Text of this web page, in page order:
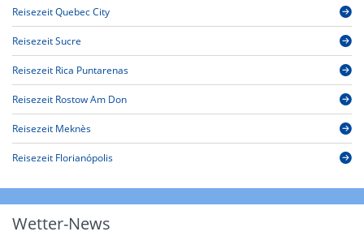
Reisezeit Quebec City
Reisezeit Sucre
Reisezeit Rica Puntarenas
Reisezeit Rostow Am Don
Reisezeit Meknès
Reisezeit Florianópolis
Wetter-News